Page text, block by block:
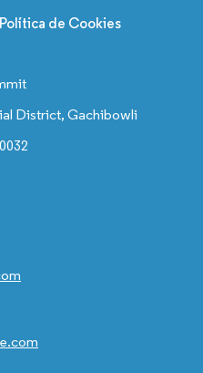
Política de Cookies
District, Gachibowli